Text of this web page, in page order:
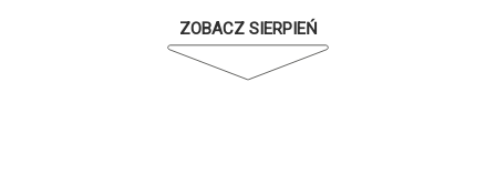
ZOBACZ SIERPIEŃ